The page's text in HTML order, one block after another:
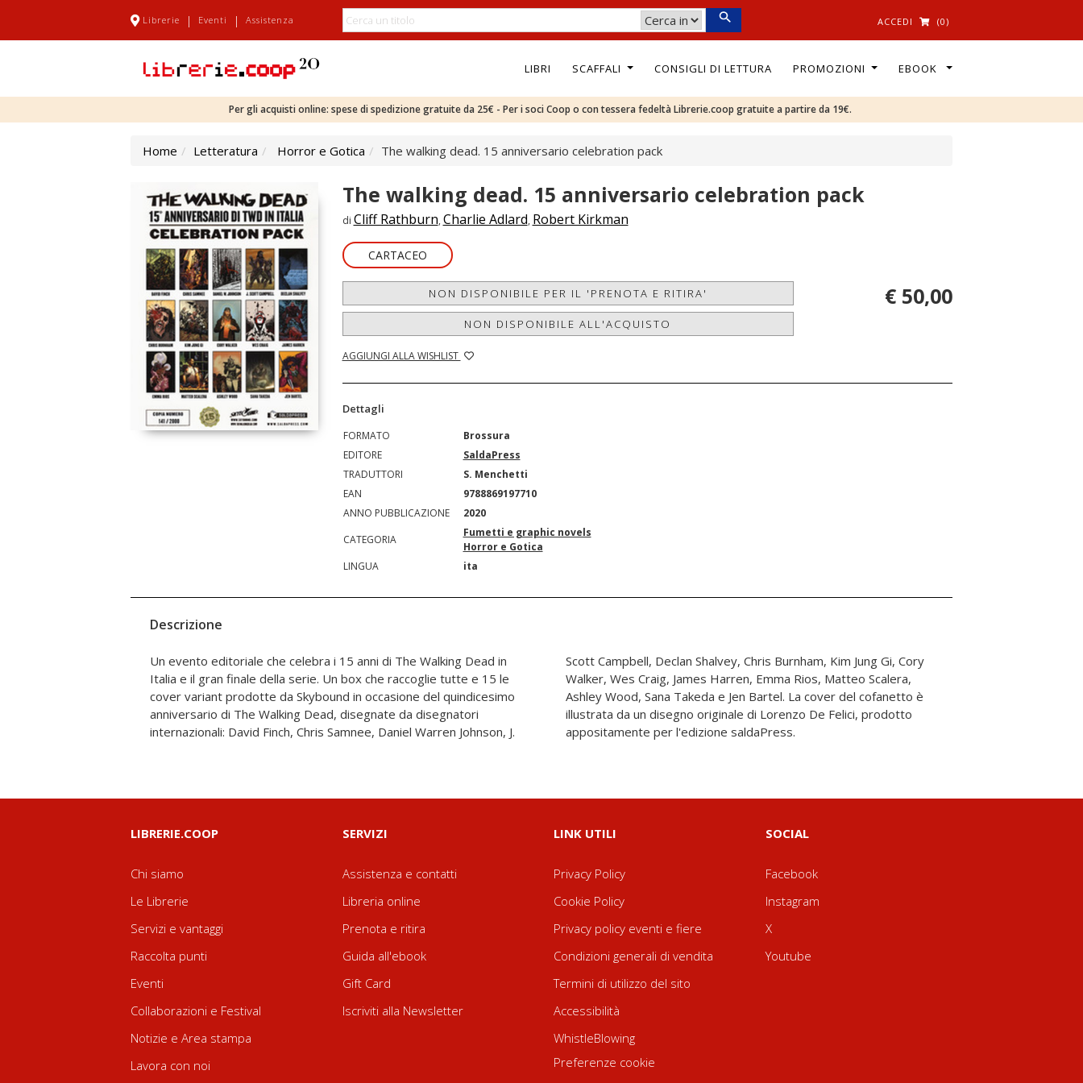
Librerie | Eventi | Assistenza ACCEDI (0)
LIBRI SCAFFALI CONSIGLI DI LETTURA PROMOZIONI EBOOK
Per gli acquisti online: spese di spedizione gratuite da 25€ - Per i soci Coop o con tessera fedeltà Librerie.coop gratuite a partire da 19€.
Home Letteratura Horror e Gotica The walking dead. 15 anniversario celebration pack
The walking dead. 15 anniversario celebration pack
di Cliff Rathburn, Charlie Adlard, Robert Kirkman
CARTACEO
NON DISPONIBILE PER IL 'PRENOTA E RITIRA'
NON DISPONIBILE ALL'ACQUISTO
AGGIUNGI ALLA WISHLIST
€ 50,00
Dettagli
FORMATO
Brossura
EDITORE
SaldaPress
TRADUTTORI
S. Menchetti
EAN
9788869197710
ANNO PUBBLICAZIONE
2020
CATEGORIA
Fumetti e graphic novels
Horror e Gotica
LINGUA
ita
Descrizione
Un evento editoriale che celebra i 15 anni di The Walking Dead in
Italia e il gran finale della serie. Un box che raccoglie tutte e 15 le
cover variant prodotte da Skybound in occasione del quindicesimo
anniversario di The Walking Dead, disegnate da disegnatori
internazionali: David Finch, Chris Samnee, Daniel Warren Johnson, J.
Scott Campbell, Declan Shalvey, Chris Burnham, Kim Jung Gi, Cory
Walker, Wes Craig, James Harren, Emma Rios, Matteo Scalera,
Ashley Wood, Sana Takeda e Jen Bartel. La cover del cofanetto è
illustrata da un disegno originale di Lorenzo De Felici, prodotto
appositamente per l'edizione saldaPress.
LIBRERIE.COOP
Chi siamo
Le Librerie
Servizi e vantaggi
Raccolta punti
Eventi
Collaborazioni e Festival
Notizie e Area stampa
Lavora con noi
SERVIZI
Assistenza e contatti
Libreria online
Prenota e ritira
Guida all'ebook
Gift Card
Iscriviti alla Newsletter
LINK UTILI
Privacy Policy
Cookie Policy
Privacy policy eventi e fiere
Condizioni generali di vendita
Termini di utilizzo del sito
Accessibilità
WhistleBlowing
Preferenze cookie
SOCIAL
Facebook
Instagram
X
Youtube